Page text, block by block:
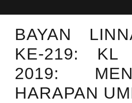
BAYAN
KE-219: KL
2019:
HARAPAN